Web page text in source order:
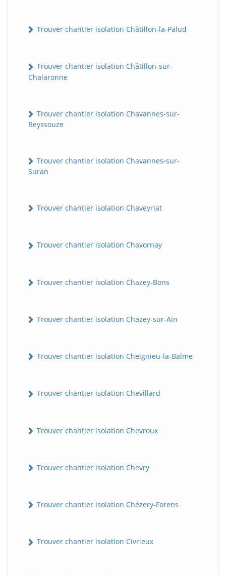
Trouver chantier isolation Châtillon-la-Palud
Trouver chantier isolation Châtillon-sur-
Chalaronne
Trouver chantier isolation Chavannes-sur-
Reyssouze
Trouver chantier isolation Chavannes-sur-
Suran
Trouver chantier isolation Chaveyriat
Trouver chantier isolation Chavornay
Trouver chantier isolation Chazey-Bons
Trouver chantier isolation Chazey-sur-Ain
Trouver chantier isolation Cheignieu-la-Balme
Trouver chantier isolation Chevillard
Trouver chantier isolation Chevroux
Trouver chantier isolation Chevry
Trouver chantier isolation Chézery-Forens
Trouver chantier isolation Civrieux